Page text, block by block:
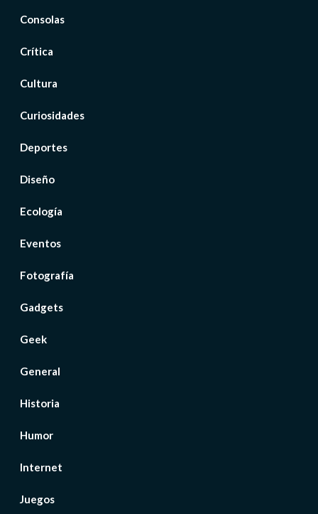
Consolas
Crítica
Cultura
Curiosidades
Deportes
Diseño
Ecología
Eventos
Fotografía
Gadgets
Geek
General
Historia
Humor
Internet
Juegos